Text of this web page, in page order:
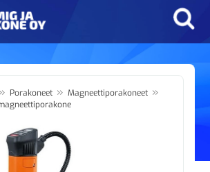
» Porakoneet » Magneettiporakoneet »